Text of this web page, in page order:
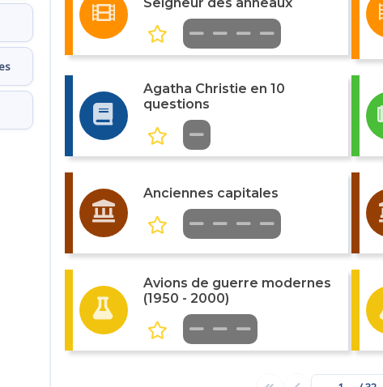
Agatha Christie en 10
questions
Anciennes capitales
Avions de guerre modernes
(1950 - 2000)